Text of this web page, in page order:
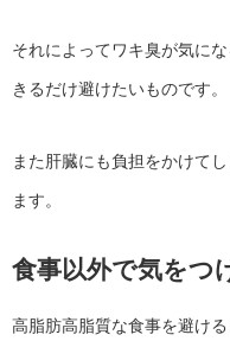
それによってワキ臭が気に
きるだけ避けたいものです。
また肝臓にも負担をかけて
ます。
食事以外で気をつ
高脂肪高脂質な食事を避け